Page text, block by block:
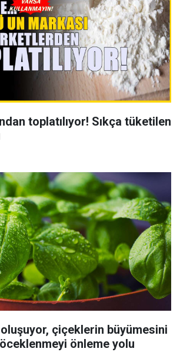
toplatılıyor! Sıkça tüketilen
çiçeklerin büyümesini
önleme yolu